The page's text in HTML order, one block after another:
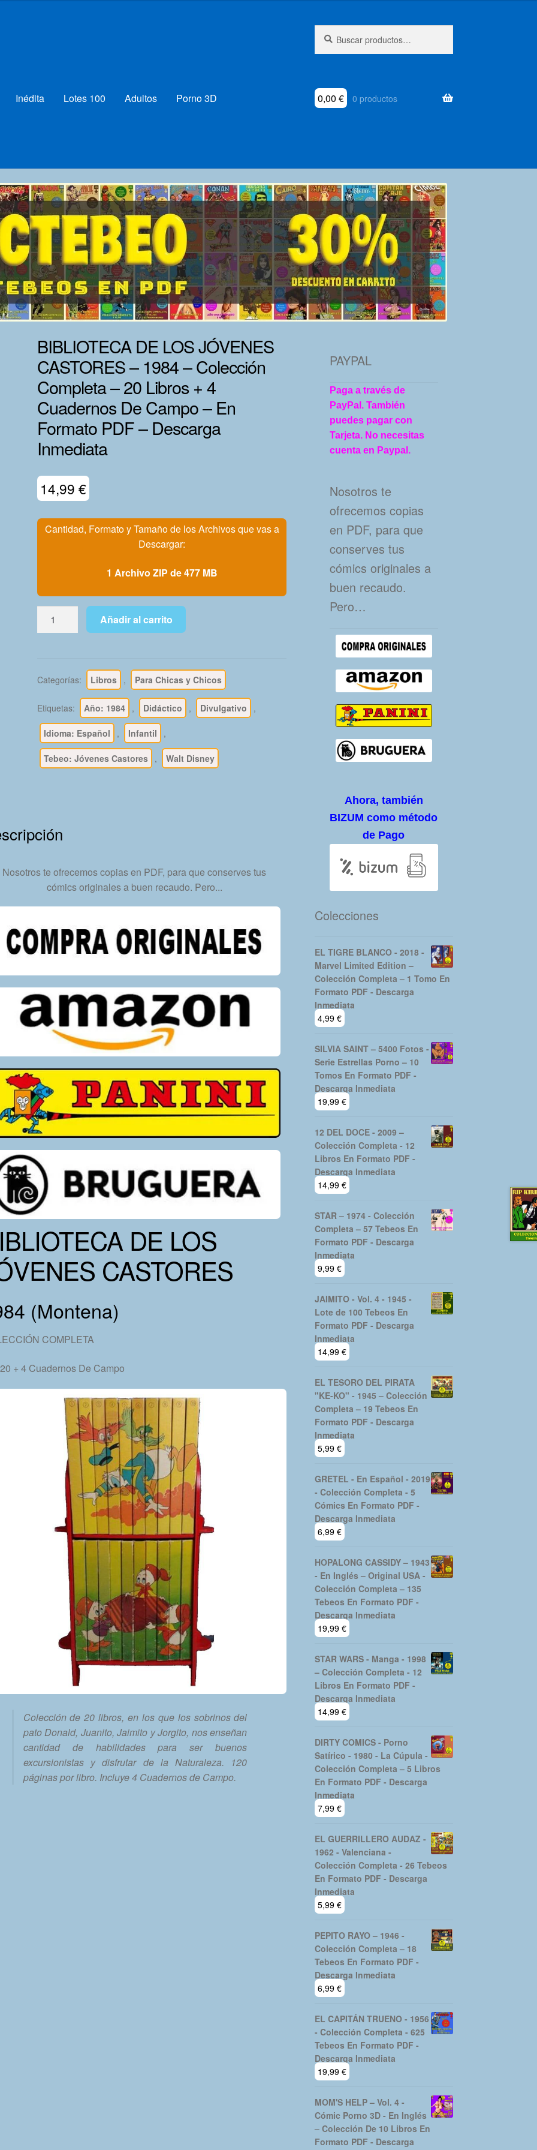
por:
Inédita Lotes 100 Adultos Porno 3D 0,00 € 0 productos
BIBLIOTECA DE LOS JÓVENES
CASTORES – 1984 – Colección
Completa – 20 Libros + 4
Cuadernos De Campo – En
Formato PDF – Descarga
Inmediata
14,99€
Cantidad, Formato y Tamaño de los Archivos que vas a
Descargar:
1 Archivo ZIP de 477 MB
BIBLIOTECA
CASTORES
–
1984
Colección
Completa
–
Cuadernos
Campo
PDF
-
Descarga
Inmediata
cantidad
Añadir al carrito
Categorías: Libros , Para Chicas y Chicos
Etiquetas: Año: 1984 , Didáctico , Divulgativo ,
Idioma: Español , Infantil ,
Tebeo: Jóvenes Castores , Walt Disney
Nosotros te ofrecemos copias en PDF, para que conserves tus
cómics originales a buen recaudo. Pero...
DE LOS
CASTORES
(Montena)
COMPLETA
+ 4 Cuadernos De Campo
Colección de 20 libros, en los que los sobrinos del
pato Donald, Juanito, Jaimito y Jorgito, nos enseñan
cantidad de habilidades para ser buenos
excursionistas y disfrutar de la Naturaleza. 120
páginas por libro. Incluye 4 Cuadernos de Campo.
PAYPAL
Paga a través de
PayPal. También
puedes pagar con
Tarjeta. No necesitas
cuenta en Paypal.
Nosotros te
ofrecemos copias
en PDF, para que
conserves tus
cómics originales a
buen recaudo.
Pero…
Ahora, también
BIZUM como método
de Pago
Colecciones
EL TIGRE BLANCO - 2018 -
Marvel Limited Edition –
Colección Completa – 1 Tomo En
Formato PDF - Descarga
Inmediata
4,99 €
SILVIA SAINT – 5400 Fotos -
Serie Estrellas Porno – 10
Tomos En Formato PDF -
Descarga Inmediata
19,99 €
12 DEL DOCE - 2009 –
Colección Completa - 12
Libros En Formato PDF -
Descarga Inmediata
14,99 €
STAR – 1974 - Colección
Completa – 57 Tebeos En
Formato PDF - Descarga
Inmediata
9,99 €
JAIMITO - Vol. 4 - 1945 -
Lote de 100 Tebeos En
Formato PDF - Descarga
Inmediata
14,99 €
EL TESORO DEL PIRATA
"KE-KO" - 1945 – Colección
Completa – 19 Tebeos En
Formato PDF - Descarga
Inmediata
5,99 €
GRETEL - En Español - 2019
- Colección Completa - 5
Cómics En Formato PDF -
Descarga Inmediata
6,99 €
HOPALONG CASSIDY – 1943
- En Inglés – Original USA -
Colección Completa – 135
Tebeos En Formato PDF -
Descarga Inmediata
19,99 €
STAR WARS - Manga - 1998
– Colección Completa - 12
Libros En Formato PDF -
Descarga Inmediata
14,99 €
DIRTY COMICS - Porno
Satírico - 1980 - La Cúpula -
Colección Completa – 5 Libros
En Formato PDF - Descarga
Inmediata
7,99 €
EL GUERRILLERO AUDAZ -
1962 - Valenciana -
Colección Completa - 26 Tebeos
En Formato PDF - Descarga
Inmediata
5,99 €
PEPITO RAYO – 1946 -
Colección Completa – 18
Tebeos En Formato PDF -
Descarga Inmediata
6,99 €
EL CAPITÁN TRUENO - 1956
- Colección Completa - 625
Tebeos En Formato PDF -
Descarga Inmediata
19,99 €
MOM'S HELP – Vol. 4 -
Cómic Porno 3D - En Inglés
– Colección De 10 Libros En
Formato PDF - Descarga